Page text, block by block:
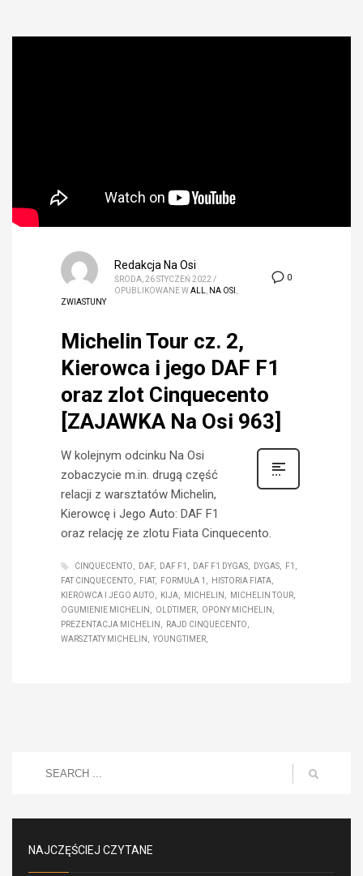
0
Redakcja Na Osi
ŚRODA, 26 STYCZEŃ 2022 /
OPUBLIKOWANE WALL NA OSI
ZWIASTUNY
Michelin Tour cz. 2,
Kierowca i jego DAF F1
oraz zlot Cinquecento
[ZAJAWKA Na Osi 963]
W kolejnym odcinku Na Osi
zobaczycie m.in. drugą część
relacji z warsztatów Michelin,
Kierowcę i Jego Auto: DAF F1
oraz relację ze zlotu Fiata Cinquecento.
CINQUECENTO DAF DAF F1 DAF F1 DYGAS DYGAS
F1
FAT CINQUECENTO
FIAT FORMUŁA 1
HISTORIA FIATA
KIEROWCA I JEGO AUTO
KIJA MICHELIN
MICHELIN TOUR
OGUMIENIE MICHELIN
OLDTIMER
OPONY MICHELIN
PREZENTACJA MICHELIN
RAJD CINQUECENTO
WARSZTATY MICHELIN
YOUNGTIMER
NAJCZĘŚCIEJ CZYTANE